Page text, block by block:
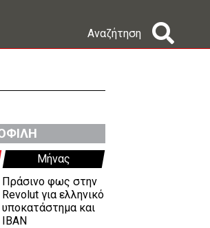
Αναζήτηση
Μήνας
Πράσινο φως στην
Revolut για ελληνικό
υποκατάστημα και
IBAN